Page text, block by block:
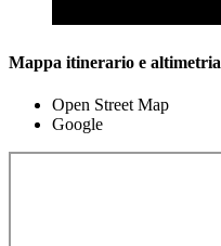
Mappa itinerario e altimetria
Open Street Map
Google